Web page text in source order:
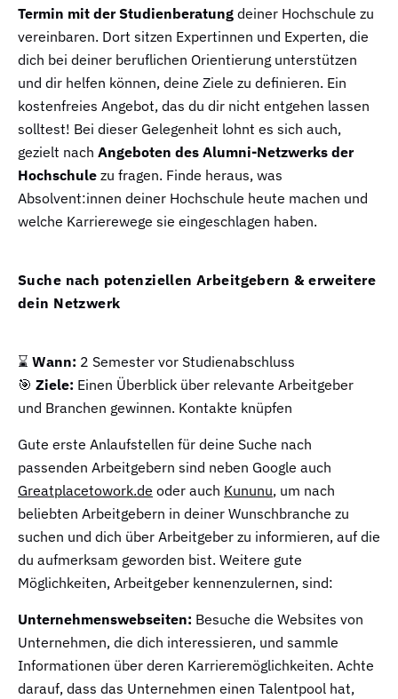
Termin mit der Studienberatung deiner Hochschule zu
vereinbaren. Dort sitzen Expertinnen und Experten, die
dich bei deiner beruflichen Orientierung unterstützen
und dir helfen können, deine Ziele zu definieren. Ein
kostenfreies Angebot, das du dir nicht entgehen lassen
solltest! Bei dieser Gelegenheit lohnt es sich auch,
gezielt nach Angeboten des Alumni-Netzwerks der
Hochschule zu fragen. Finde heraus, was
Absolvent:innen deiner Hochschule heute machen und
welche Karrierewege sie eingeschlagen haben.
Suche nach potenziellen Arbeitgebern & erweitere
dein Netzwerk
⌛ Wann: 2 Semester vor Studienabschluss
🎯 Ziele: Einen Überblick über relevante Arbeitgeber
und Branchen gewinnen. Kontakte knüpfen
Gute erste Anlaufstellen für deine Suche nach
passenden Arbeitgebern sind neben Google auch
Greatplacetowork.de oder auch Kununu, um nach
beliebten Arbeitgebern in deiner Wunschbranche zu
suchen und dich über Arbeitgeber zu informieren, auf die
du aufmerksam geworden bist. Weitere gute
Möglichkeiten, Arbeitgeber kennenzulernen, sind:
Unternehmenswebseiten: Besuche die Websites von
Unternehmen, die dich interessieren, und sammle
Informationen über deren Karrieremöglichkeiten. Achte
darauf, dass das Unternehmen einen Talentpool hat,